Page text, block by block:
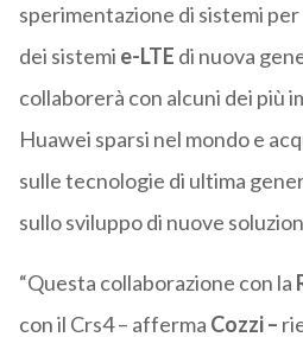
sperimentazione di sistemi
dei sistemi e-LTE di nuova
collaborerà con alcuni dei più
Huawei sparsi nel mondo e
sulle tecnologie di ultima
sullo sviluppo di nuove
“Questa collaborazione con la
con il Crs4 – afferma Cozzi –